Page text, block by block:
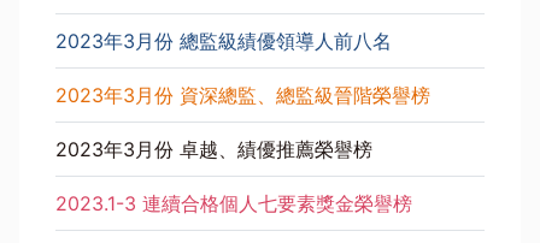
2023年3月份 總監級績優領導人前八名
2023年3月份 資深總監、總監級晉階榮譽榜
2023年3月份 卓越、績優推薦榮譽榜
2023.1-3 連續合格個人七要素獎金榮譽榜